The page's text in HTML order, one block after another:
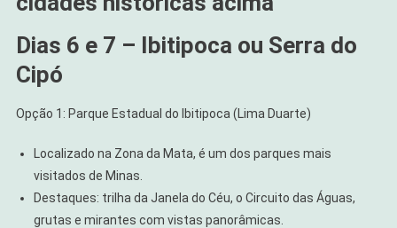
Dias 6 e 7 – Ibitipoca ou Serra do
Cipó
Opção 1: Parque Estadual do Ibitipoca (Lima Duarte)
Localizado na Zona da Mata, é um dos parques mais
visitados de Minas.
Destaques: trilha da Janela do Céu, o Circuito das Águas,
grutas e mirantes com vistas panorâmicas.